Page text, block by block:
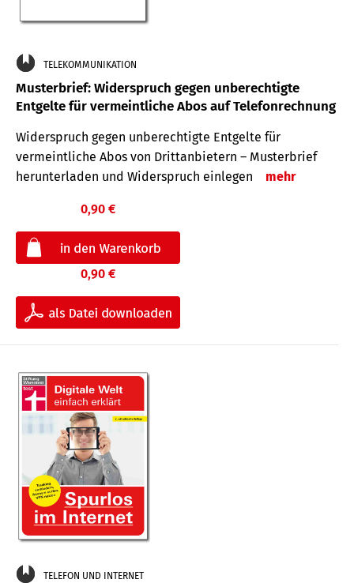
TELEKOMMUNIKATION
Musterbrief: Widerspruch gegen unberechtigte
Entgelte für vermeintliche Abos auf Telefonrechnung
Widerspruch gegen unberechtigte Entgelte für
vermeintliche Abos von Drittanbietern – Musterbrief
herunterladen und Widerspruch einlegen
mehr
0,90 €
0,90 €
TELEFON UND INTERNET